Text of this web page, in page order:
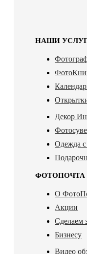
НАШИ
Декор
Одежда
ФОТОПОЧТА
О
Акции
Сделаем
Бизнесу
Видео